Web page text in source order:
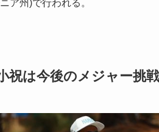
ア州)で行われる。
祝は今後のメジャー挑